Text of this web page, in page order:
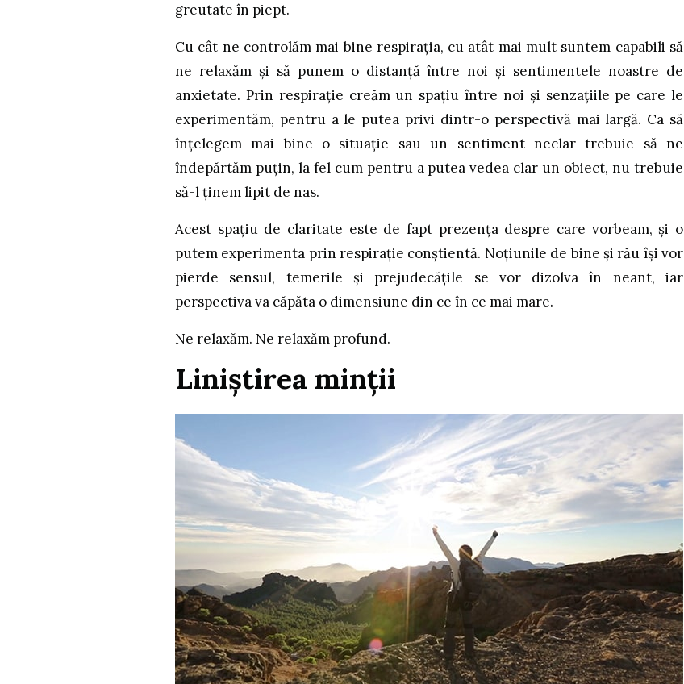
greutate în piept.
Cu cât ne controlăm mai bine respirația, cu atât mai mult suntem capabili să
ne relaxăm și să punem o distanță între noi și sentimentele noastre de
anxietate. Prin respirație creăm un spațiu între noi și senzațiile pe care le
experimentăm, pentru a le putea privi dintr-o perspectivă mai largă. Ca să
înțelegem mai bine o situație sau un sentiment neclar trebuie să ne
îndepărtăm puțin, la fel cum pentru a putea vedea clar un obiect, nu trebuie
să-l ținem lipit de nas.
Acest spațiu de claritate este de fapt prezența despre care vorbeam, și o
putem experimenta prin respirație conștientă. Noțiunile de bine și rău își vor
pierde sensul, temerile și prejudecățile se vor dizolva în neant, iar
perspectiva va căpăta o dimensiune din ce în ce mai mare.
Ne relaxăm. Ne relaxăm profund.
Liniștirea minții